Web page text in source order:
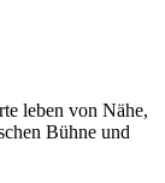
leben von Nähe,
Bühne und